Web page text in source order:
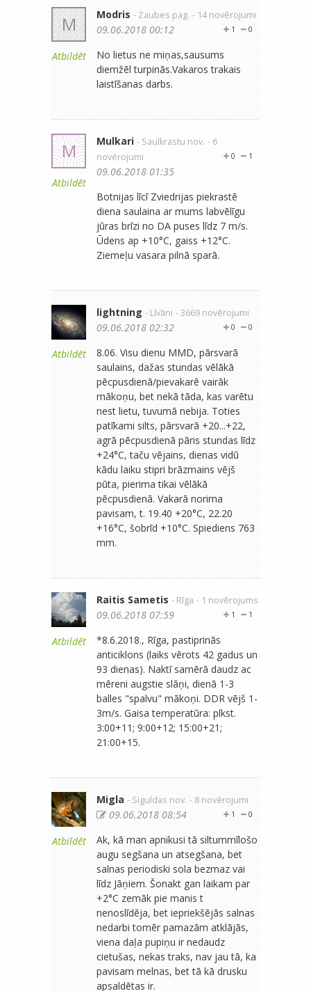
M
Atbildēt
Modris - Zaubes pag. - 14 novērojumi
0
1
09.06.2018 00:12
No lietus ne miņas,sausums
diemžēl turpinās.Vakaros trakais
laistīšanas darbs.
M
Atbildēt
Mulkari - Saulkrastu nov. - 6
novērojumi
1
0
09.06.2018 01:35
Botnijas līcī Zviedrijas piekrastē
diena saulaina ar mums labvēlīgu
jūras brīzi no DA puses līdz 7 m/s.
Ūdens ap +10°C, gaiss +12°C.
Ziemeļu vasara pilnā sparā.
Atbildēt
lightning - Līvāni - 3669 novērojumi
0
0
09.06.2018 02:32
8.06. Visu dienu MMD, pārsvarā
saulains, dažas stundas vēlākā
pēcpusdienā/pievakarē vairāk
mākoņu, bet nekā tāda, kas varētu
nest lietu, tuvumā nebija. Toties
patīkami silts, pārsvarā +20...+22,
agrā pēcpusdienā pāris stundas līdz
+24°C, taču vējains, dienas vidū
kādu laiku stipri brāzmains vējš
pūta, pierima tikai vēlākā
pēcpusdienā. Vakarā norima
pavisam, t. 19.40 +20°C, 22.20
+16°C, šobrīd +10°C. Spiediens 763
mm.
Atbildēt
Raitis Sametis - Rīga - 1 novērojums
1
1
09.06.2018 07:59
*8.6.2018., Rīga, pastiprinās
anticiklons (laiks vērots 42 gadus un
93 dienas). Naktī samērā daudz ac
mēreni augstie slāņi, dienā 1-3
balles "spalvu" mākoņi. DDR vējš 1-
3m/s. Gaisa temperatūra: plkst.
3:00+11; 9:00+12; 15:00+21;
21:00+15.
Atbildēt
Migla - Siguldas nov. - 8 novērojumi
0
1
09.06.2018 08:54
Ak, kā man apnikusi tā siltummīlošo
augu segšana un atsegšana, bet
salnas periodiski sola bezmaz vai
līdz Jāņiem. Šonakt gan laikam par
+2°C zemāk pie manis t
nenoslīdēja, bet iepriekšējās salnas
nedarbi tomēr pamazām atklājās,
viena daļa pupiņu ir nedaudz
cietušas, nekas traks, nav jau tā, ka
pavisam melnas, bet tā kā drusku
apsaldētas ir.